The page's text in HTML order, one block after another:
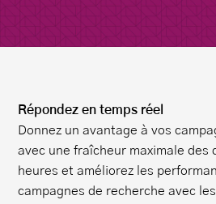
Répondez en temps réel
Donnez un avantage à vos
avec une fraîcheur maximale des
heures et améliorez les
campagnes de recherche avec